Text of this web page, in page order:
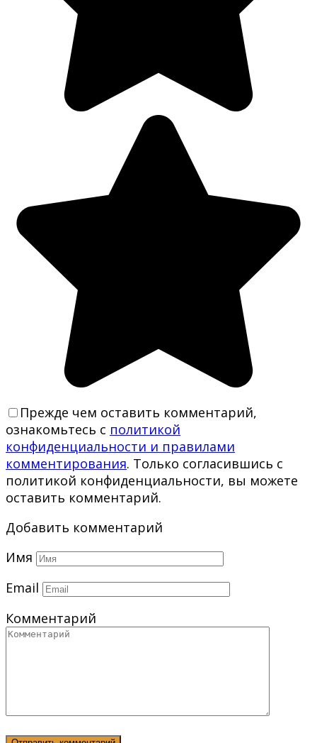
Прежде чем оставить комментарий,
ознакомьтесь с политикой
конфиденциальности и правилами
комментирования. Только согласившись с
политикой конфиденциальности, вы можете
оставить комментарий.
Добавить комментарий
Имя
Email
Комментарий